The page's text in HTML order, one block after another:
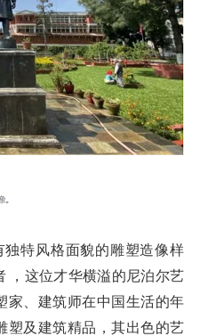
独特风格面貌的雕塑造像样
，这位才华横溢的尼泊尔艺
家、建筑师在中国生活的年
塑及建筑精品，其出色的艺